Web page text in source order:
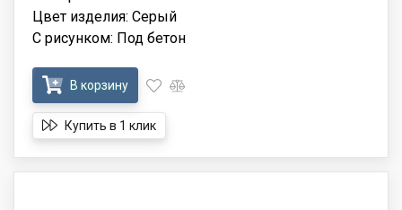
Цвет изделия: Серый
С рисунком: Под бетон
В корзину
Купить в 1 клик